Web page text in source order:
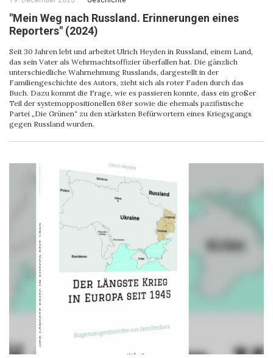
"Mein Weg nach Russland. Erinnerungen eines
Reporters" (2024)
Seit 30 Jahren lebt und arbeitet Ulrich Heyden in Russland, einem Land,
das sein Vater als Wehrmachtsoffizier überfallen hat. Die gänzlich
unterschiedliche Wahrnehmung Russlands, dargestellt in der
Familiengeschichte des Autors, zieht sich als roter Faden durch das
Buch. Dazu kommt die Frage, wie es passieren konnte, dass ein großer
Teil der systemoppositionellen 68er sowie die ehemals pazifistische
Partei „Die Grünen“ zu den stärksten Befürwortern eines Kriegsgangs
gegen Russland wurden.